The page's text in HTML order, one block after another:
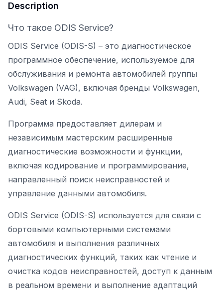
Description
Что такое ODIS Service?
ODIS Service (ODIS-S) – это диагностическое
программное обеспечение, используемое для
обслуживания и ремонта автомобилей группы
Volkswagen (VAG), включая бренды Volkswagen,
Audi, Seat и Skoda.
Программа предоставляет дилерам и
независимым мастерским расширенные
диагностические возможности и функции,
включая кодирование и программирование,
направленный поиск неисправностей и
управление данными автомобиля.
ODIS Service (ODIS-S) используется для связи с
бортовыми компьютерными системами
автомобиля и выполнения различных
диагностических функций, таких как чтение и
очистка кодов неисправностей, доступ к данным
в реальном времени и выполнение адаптаций